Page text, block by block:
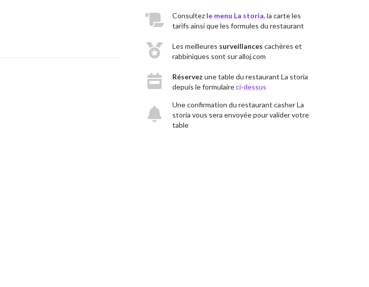
Consultez le menu La storia, la carte les
tarifs ainsi que les formules du restaurant
Les meilleures surveillances cachères et
rabbiniques sont sur alloj.com
Réservez une table du restaurant La storia
depuis le formulaireci-dessus
Une confirmation du restaurant casher La
storia vous sera envoyée pour valider votre
table